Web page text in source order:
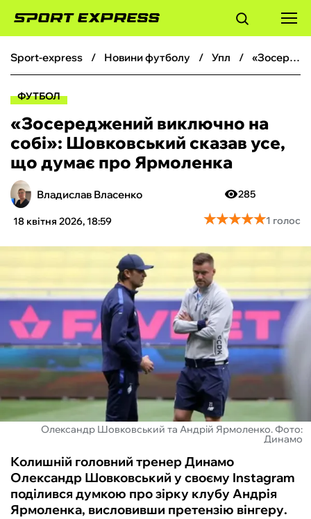
ФУТБОЛ
БОКС
ХОКЕЙ
ТЕНІС
ЧС-2026
ФУТЗАЛ
ІНШІ
БУКМЕКЕРИ
sport-express новини футболу упл «‎Зосереджений виключно на собі»: Шовковський сказав усе, що думає про Ярмоленка
ФУТБОЛ
«‎Зосереджений виключно на
собі»: Шовковський сказав усе,
що думає про Ярмоленка
Владислав Власенко
18 квітня 2026, 18:59
285
★★★★★
★★★★★1 голос
Олександр Шовковський та Андрій Ярмоленко. Фото:
Динамо
Колишній головний тренер Динамо
Олександр Шовковський у своєму Instagram
поділився думкою про зірку клубу Андрія
Ярмоленка, висловивши претензію вінгеру.